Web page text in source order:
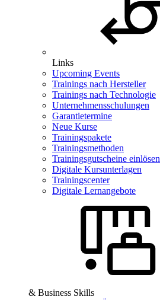
Links
Upcoming Events
Trainings nach Hersteller
Trainings nach Technologie
Unternehmensschulungen
Garantietermine
Neue Kurse
Trainingspakete
Trainingsmethoden
Trainingsgutscheine einlösen
Digitale Kursunterlagen
Trainingscenter
Digitale Lernangebote
& Business Skills